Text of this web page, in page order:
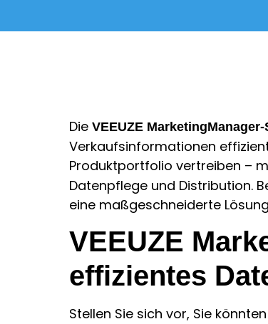
Die VEEUZE
Verkaufsinformationen
Produktportfolio vertreiben –
Datenpflege und Distribution.
eine maßgeschneiderte
VEEUZE
effizientes
Stellen Sie sich vor, Sie